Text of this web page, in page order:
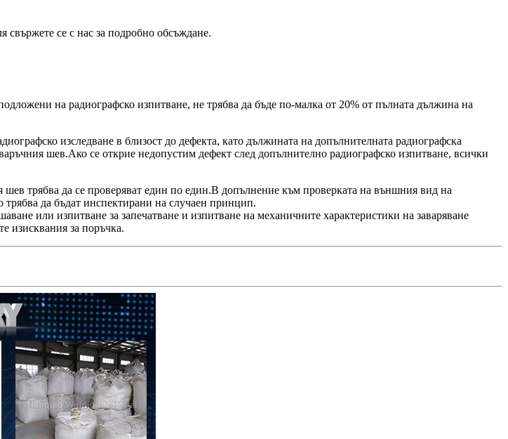
се с нас за подробно обсъждане.
на радиографско изпитване, не трябва да бъде по-малка от 20% от пълната дължина на
изследване в близост до дефекта, като дължината на допълнителната радиографска
шев.Ако се открие недопустим дефект след допълнително радиографско изпитване, всички
трябва да се проверяват един по един.В допълнение към проверката на външния вид на
да бъдат инспектирани на случаен принцип.
или изпитване за запечатване и изпитване на механичните характеристики на заваряване
изисквания за поръчка.